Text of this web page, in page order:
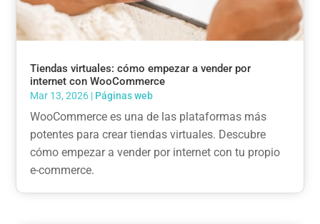
Tiendas virtuales: cómo empezar a vender por
internet con WooCommerce
Mar 13, 2026 | Páginas web
WooCommerce es una de las plataformas más
potentes para crear tiendas virtuales. Descubre
cómo empezar a vender por internet con tu propio
e-commerce.